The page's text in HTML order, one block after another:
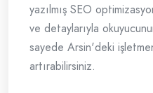
yazılmış SEO
ve detaylarıyla
sayede Arsin'deki
artırabilirsiniz.